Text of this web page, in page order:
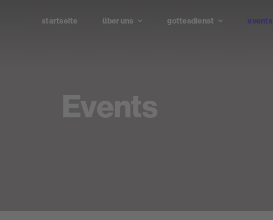
startseite über uns gottesdienst events
Events